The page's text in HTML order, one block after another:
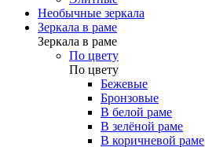
Необычные зеркала
Зеркала в раме
Зеркала в раме
По цвету
По цвету
Бежевые
Бронзовые
В белой раме
В зелёной раме
В коричневой раме